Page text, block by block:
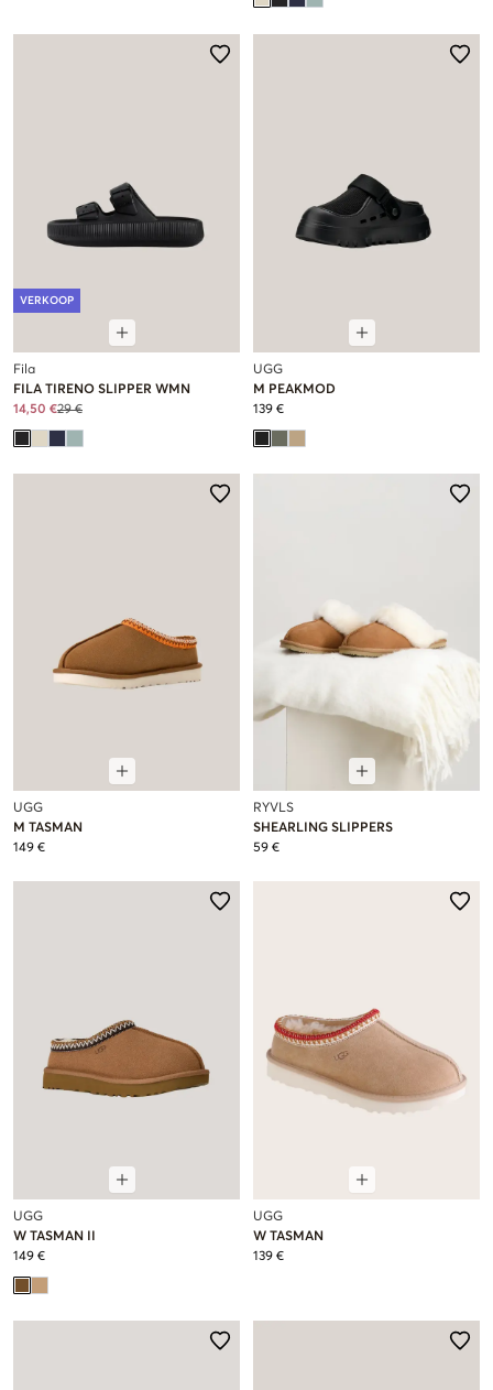
VERKOOP
Fila
FILA TIRENO SLIPPER WMN
14,50 €29 €
UGG
M PEAKMOD
139 €
UGG
M TASMAN
149 €
RYVLS
SHEARLING SLIPPERS
59 €
UGG
W TASMAN II
149 €
UGG
W TASMAN
139 €